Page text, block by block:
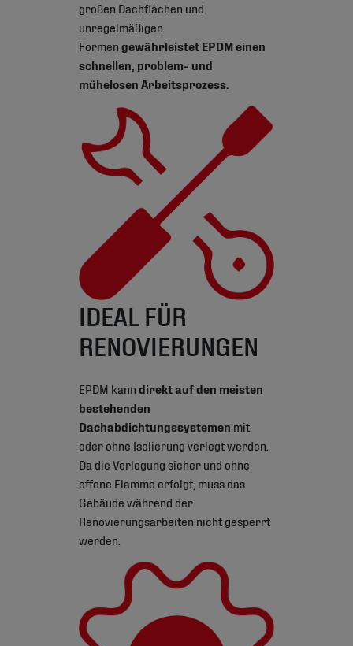
großen Dachflächen und
unregelmäßigen
Formen gewährleistet EPDM einen
schnellen, problem- und
mühelosen Arbeitsprozess.
IDEAL FÜR
RENOVIERUNGEN
EPDM kann direkt auf den meisten
bestehenden
Dachabdichtungssystemen mit
oder ohne Isolierung verlegt werden.
Da die Verlegung sicher und ohne
offene Flamme erfolgt, muss das
Gebäude während der
Renovierungsarbeiten nicht gesperrt
werden.